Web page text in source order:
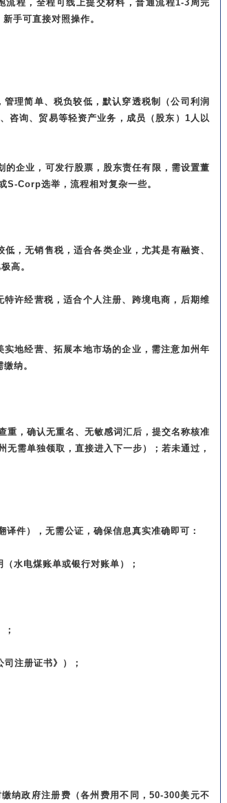
程，全程可线上提交材料，普通流程1-3周完
手可直接对照操作。
理简单、税负较低，默认穿透税制（公司利润
咨询、贸易等轻资产业务，成员（股东）1人以
企业，可发行股票，股东责任有限，需设置董
S-Corp选举，流程相对复杂一些。
，无销售税，适合各类企业，尤其是有融资、
高。
许经营税，适合个人注册、跨境电商，后期维
地经营、拓展本地市场的企业，需注意加州年
纳。
重，确认无重名、无敏感词汇后，提交名称核准
需单独领取，直接进入下一步）；若未通过，
件），无需公证，确保信息真实准确即可：
水电煤账单或银行对账单）；
注册证书》）；
纳政府注册费（各州费用不同，50-300美元不